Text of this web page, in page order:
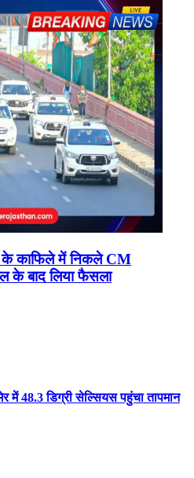
के काफिले में न‍िकले CM
के बाद ल‍िया फैसला
में 48.3 ड‍िग्री सेल्‍स‍ियस पहुंचा तापमान